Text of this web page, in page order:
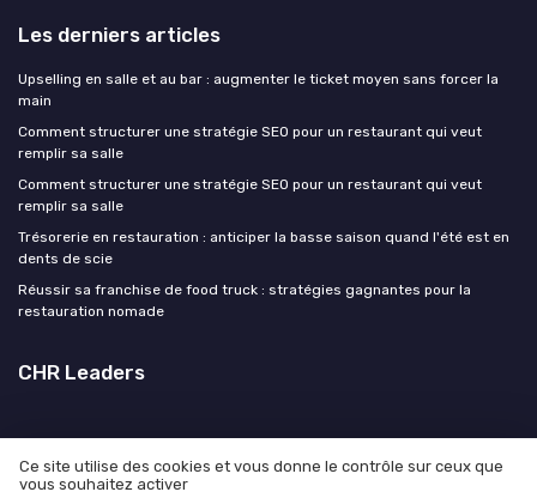
Les derniers articles
Upselling en salle et au bar : augmenter le ticket moyen sans forcer la
main
Comment structurer une stratégie SEO pour un restaurant qui veut
remplir sa salle
Comment structurer une stratégie SEO pour un restaurant qui veut
remplir sa salle
Trésorerie en restauration : anticiper la basse saison quand l'été est en
dents de scie
Réussir sa franchise de food truck : stratégies gagnantes pour la
restauration nomade
CHR Leaders
Mentions légales
Ce site utilise des cookies et vous donne le contrôle sur ceux que
vous souhaitez activer